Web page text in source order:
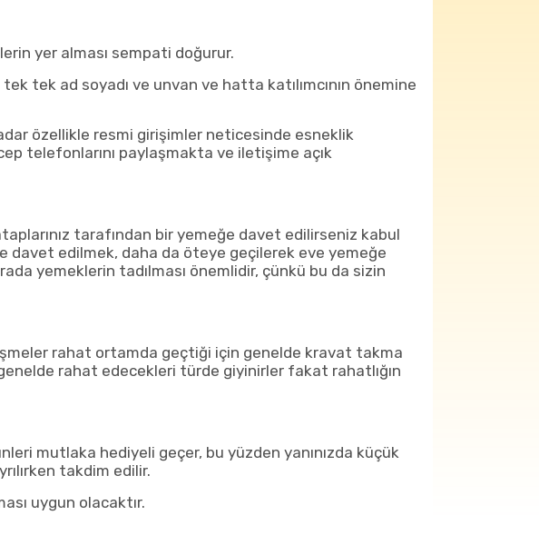
yer alması sempati doğurur.
tek ad soyadı ve unvan ve hatta katılımcının önemine
özellikle resmi girişimler neticesinde esneklik
telefonlarını paylaşmakta ve iletişime açık
tarafından bir yemeğe davet edilirseniz kabul
davet edilmek, daha da öteye geçilerek eve yemeğe
yemeklerin tadılması önemlidir, çünkü bu da sizin
rahat ortamda geçtiği için genelde kravat takma
rahat edecekleri türde giyinirler fakat rahatlığın
mutlaka hediyeli geçer, bu yüzden yanınızda küçük
takdim edilir.
uygun olacaktır.